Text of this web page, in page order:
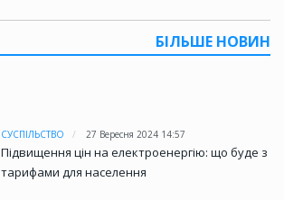
БІЛЬШЕ НОВИН
СУСПІЛЬСТВО 27 Вересня 2024 14:57
Підвищення цін на електроенергію: що буде з
тарифами для населення